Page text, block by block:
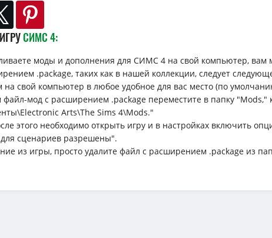
СИМС 4:
моды и дополнения для СИМС 4 на свой компьютер, вам
.package, таких как в нашей коллекции, следует
на свой компьютер в любое удобное для вас место (по
файл-мод с расширением .package переместите в папку "Mods,"
Arts\The Sims 4\Mods."
этого необходимо открыть игру и в настройках включить
сценариев разрешены".
из игры, просто удалите файл с расширением .package из